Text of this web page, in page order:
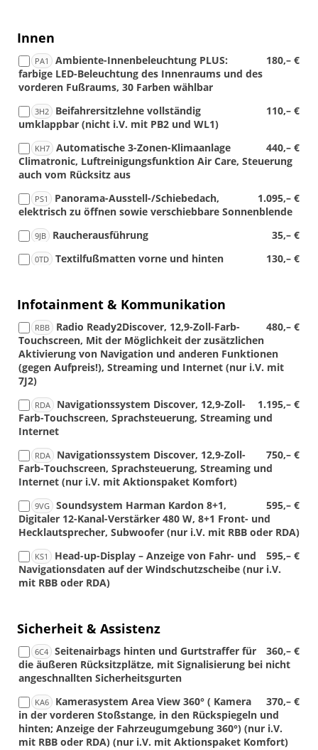
Innen
PA1 180,– €
Ambiente-Innenbeleuchtung PLUS:
farbige LED-Beleuchtung des Innenraums und des
vorderen Fußraums, 30 Farben wählbar
3H2 110,– €
Beifahrersitzlehne vollständig
umklappbar (nicht i.V. mit PB2 und WL1)
KH7 440,– €
Automatische 3-Zonen-Klimaanlage
Climatronic, Luftreinigungsfunktion Air Care, Steuerung
auch vom Rücksitz aus
PS1 1.095,– €
Panorama-Ausstell-/Schiebedach,
elektrisch zu öffnen sowie verschiebbare Sonnenblende
9JB 35,– €
Raucherausführung
0TD 130,– €
Textilfußmatten vorne und hinten
Infotainment & Kommunikation
RBB 480,– €
Radio Ready2Discover, 12,9-Zoll-Farb-
Touchscreen, Mit der Möglichkeit der zusätzlichen
Aktivierung von Navigation und anderen Funktionen
(gegen Aufpreis!), Streaming und Internet (nur i.V. mit
7J2)
RDA 1.195,– €
Navigationssystem Discover, 12,9-Zoll-
Farb-Touchscreen, Sprachsteuerung, Streaming und
Internet
RDA 750,– €
Navigationssystem Discover, 12,9-Zoll-
Farb-Touchscreen, Sprachsteuerung, Streaming und
Internet (nur i.V. mit Aktionspaket Komfort)
9VG 595,– €
Soundsystem Harman Kardon 8+1,
Digitaler 12-Kanal-Verstärker 480 W, 8+1 Front- und
Hecklautsprecher, Subwoofer (nur i.V. mit RBB oder RDA)
KS1 595,– €
Head-up-Display – Anzeige von Fahr- und
Navigationsdaten auf der Windschutzscheibe (nur i.V.
mit RBB oder RDA)
Sicherheit & Assistenz
6C4 360,– €
Seitenairbags hinten und Gurtstraffer für
die äußeren Rücksitzplätze, mit Signalisierung bei nicht
angeschnallten Sicherheitsgurten
KA6 370,– €
Kamerasystem Area View 360° ( Kamera
in der vorderen Stoßstange, in den Rückspiegeln und
hinten; Anzeige der Fahrzeugumgebung 360°) (nur i.V.
mit RBB oder RDA) (nur i.V. mit Aktionspaket Komfort)